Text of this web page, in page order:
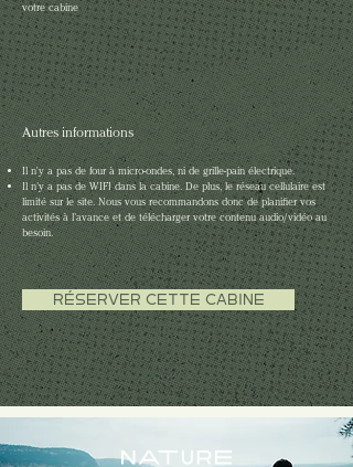
votre cabine
Autres informations
Il n'y a pas de four à micro-ondes, ni de grille-pain électrique.
Il n’y a pas de WIFI dans la cabine. De plus, le réseau cellulaire est
limité sur le site. Nous vous recommandons donc de planifier vos
activités à l’avance et de télécharger votre contenu audio/vidéo au
besoin.
RÉSERVER CETTE CABINE